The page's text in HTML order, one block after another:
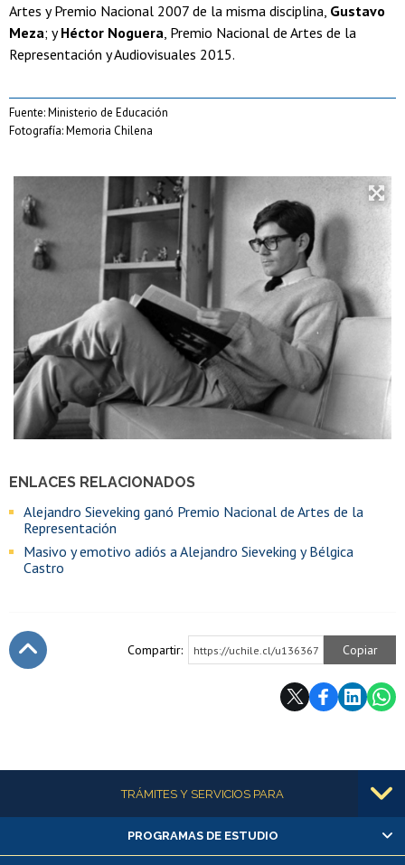
ENLACES RELACIONADOS
Alejandro Sieveking ganó Premio Nacional de Artes de la
Representación
Masivo y emotivo adiós a Alejandro Sieveking y Bélgica
Castro
Artes y Premio Nacional 2007 de la misma disciplina, Gustavo
Meza; yHéctor Noguera, Premio Nacional de Artes de la
Representación y Audiovisuales 2015.
Fuente: Ministerio de Educación
Fotografía: Memoria Chilena
Compartir: https://uchile.cl/u136367 Copiar
Más informaciónTRÁMITES Y SERVICIOS PARA
Alumnas/os y exalumnas/os
PROGRAMAS DE ESTUDIO